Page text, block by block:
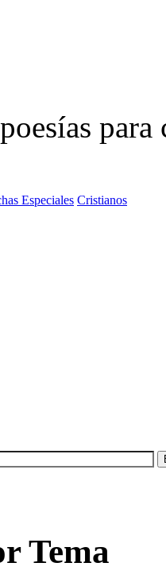
Especiales Cristianos
Tema